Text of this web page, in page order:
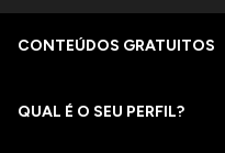
CONTEÚDOS GRATUITOS
QUAL É O SEU PERFIL?